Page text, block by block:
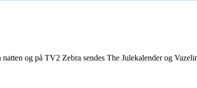
og på TV2 Zebra sendes The Julekalender og